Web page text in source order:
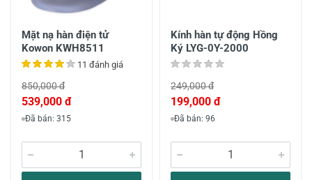
Mặt nạ hàn điện tử
Kowon KWH8511
11 đánh giá
850,000 đ
539,000 đ
Đã bán: 315
Kính hàn tự động Hồng
Ký LYG-0Y-2000
249,000 đ
199,000 đ
Đã bán: 96